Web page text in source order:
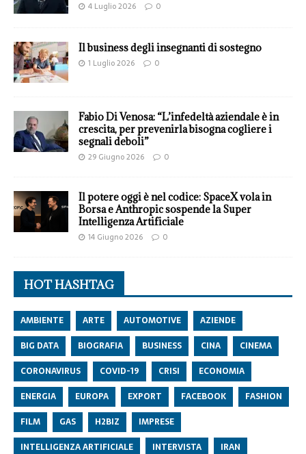
4 Luglio 2026 0
Il business degli insegnanti di sostegno
1 Luglio 2026 0
Fabio Di Venosa: “L’infedeltà aziendale è in
crescita, per prevenirla bisogna cogliere i
segnali deboli”
29 Giugno 2026 0
Il potere oggi è nel codice: SpaceX vola in
Borsa e Anthropic sospende la Super
Intelligenza Artificiale
14 Giugno 2026 0
HOT HASHTAG
AMBIENTE ARTE AUTOMOTIVE
AZIENDE
BIG DATA
BIOGRAFIA BUSINESS CINA
CINEMA
CORONAVIRUS
COVID-19 CRISI
ECONOMIA
ENERGIA
EUROPA EXPORT FACEBOOK
FASHION
FILM
GAS H2BIZ
IMPRESE
INTELLIGENZA ARTIFICIALE
INTERVISTA IRAN